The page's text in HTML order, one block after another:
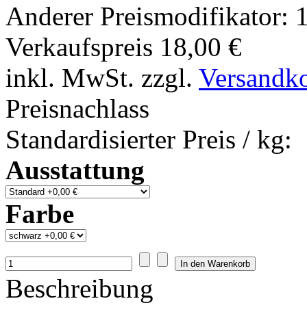
Anderer Preismodifikator:
Verkaufspreis 18,00 €
inkl. MwSt. zzgl.
Preisnachlass
Standardisierter Preis / kg:
Ausstattung
Farbe
Beschreibung